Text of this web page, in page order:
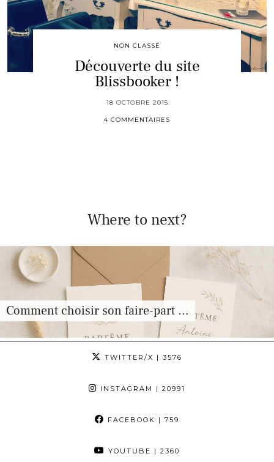
NON CLASSÉ
Découverte du site
Blissbooker !
18 OCTOBRE 2015
4 COMMENTAIRES
Where to next?
Comment choisir son faire-part …
TWITTER/X | 3576
INSTAGRAM | 20991
FACEBOOK | 759
YOUTUBE | 2360